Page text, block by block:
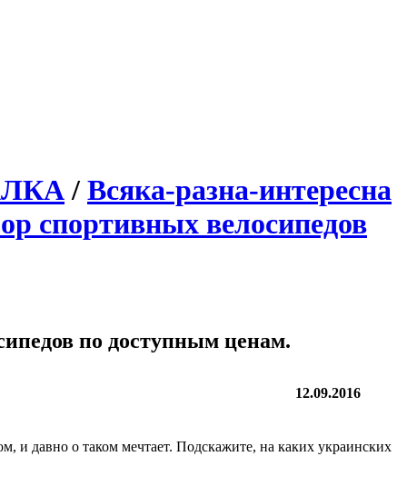
/ Всяка-разна-интересна
спортивных велосипедов
по доступным ценам.
12.09.2016
и давно о таком мечтает. Подскажите, на каких украинских